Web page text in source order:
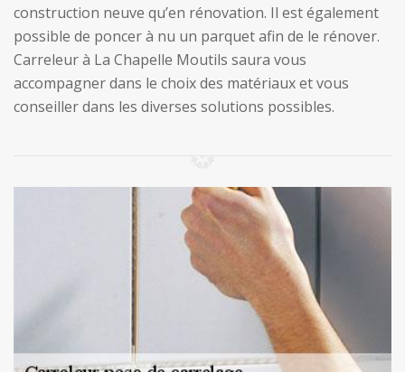
construction neuve qu’en rénovation. Il est également
possible de poncer à nu un parquet afin de le rénover.
Carreleur à La Chapelle Moutils saura vous
accompagner dans le choix des matériaux et vous
conseiller dans les diverses solutions possibles.